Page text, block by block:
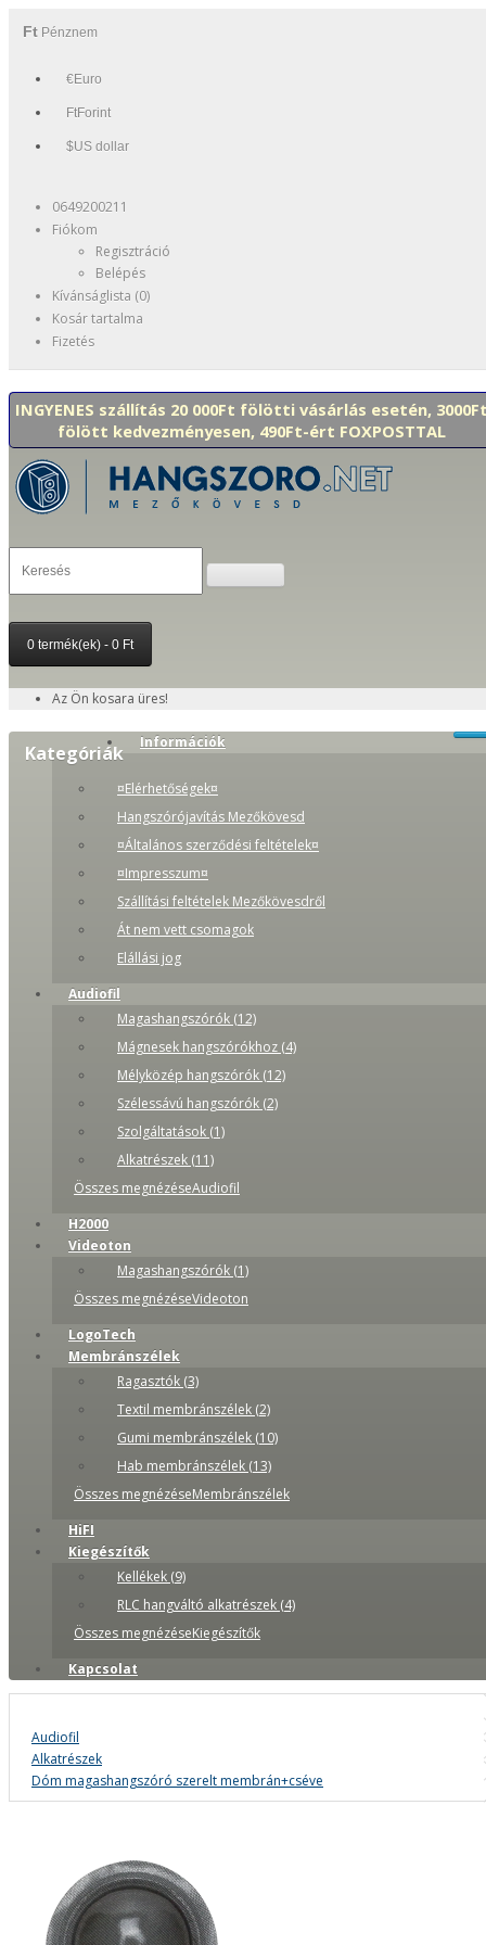
Ft Pénznem
€Euro
FtForint
$US dollar
0649200211
Fiókom
Regisztráció
Belépés
Kívánságlista (0)
Kosár tartalma
Fizetés
INGYENES szállítás 20 000Ft fölötti vásárlás esetén,
fölött kedvezményesen, 490Ft-ért FOXPOSTTAL
0 termék(ek) - 0 Ft
Az Ön kosara üres!
Kategóriák Információk
¤Elérhetőségek¤
Hangszórójavítás Mezőkövesd
¤Általános szerződési feltételek¤
¤Impresszum¤
Szállítási feltételek Mezőkövesdről
Át nem vett csomagok
Elállási jog
Audiofil
Magashangszórók (12)
Mágnesek hangszórókhoz (4)
Mélyközép hangszórók (12)
Szélessávú hangszórók (2)
Szolgáltatások (1)
Alkatrészek (11)
Összes megnézéseAudiofil
H2000
Videoton
Magashangszórók (1)
Összes megnézéseVideoton
LogoTech
Membránszélek
Ragasztók (3)
Textil membránszélek (2)
Gumi membránszélek (10)
Hab membránszélek (13)
Összes megnézéseMembránszélek
HiFI
Kiegészítők
Kellékek (9)
RLC hangváltó alkatrészek (4)
Összes megnézéseKiegészítők
Kapcsolat
Audiofil
Alkatrészek
Dóm magashangszóró szerelt membrán+cséve